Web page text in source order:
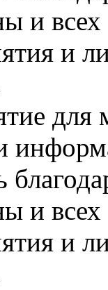
и всех
и
для
и всех
и